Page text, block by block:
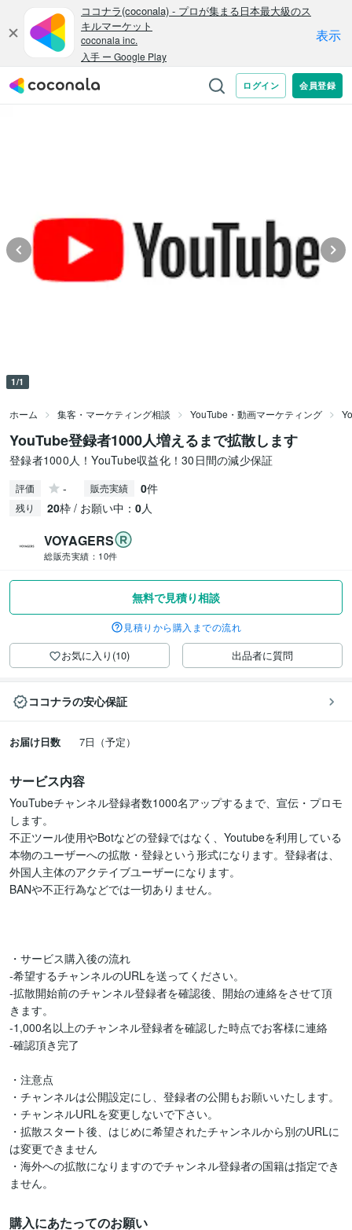
1/1
ホーム 集客・マーケティング相談 YouTube・動画マーケティング
YouTube登録者1000人増えるまで拡散します
登録者1000人！YouTube収益化！30日間の減少保証
評価 - 販売実績 0件
残り 20枠 / お願い中： 0人
VOYAGERS
総販売実績： 10件
無料で見積り相談
見積りから購入までの流れ
お気に入り(10) 出品者に質問
ココナラの安心保証
お届け日数 7日（予定）
サービス内容
YouTubeチャンネル登録者数1000名アップするまで、宣伝・プロモ
します。
不正ツール使用やBotなどの登録ではなく、Youtubeを利用している
本物のユーザーへの拡散・登録という形式になります。登録者は、
外国人主体のアクテイブユーザーになります。
BANや不正行為などでは一切ありません。
・サービス購入後の流れ
-希望するチャンネルのURLを送ってください。
-拡散開始前のチャンネル登録者を確認後、開始の連絡をさせて頂
きます。
-1,000名以上のチャンネル登録者を確認した時点でお客様に連絡
-確認頂き完了
・注意点
・チャンネルは公開設定にし、登録者の公開もお願いいたします。
・チャンネルURLを変更しないで下さい。
・拡散スタート後、はじめに希望されたチャンネルから別のURLに
は変更できません
・海外への拡散になりますのでチャンネル登録者の国籍は指定でき
購入にあたってのお願い